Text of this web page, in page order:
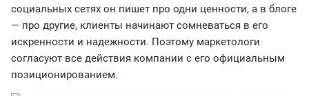
социальных сетях он пишет про одни ценности, а в блоге
— про другие, клиенты начинают сомневаться в его
искренности и надежности. Поэтому маркетологи
согласуют все действия компании с его официальным
позиционированием.